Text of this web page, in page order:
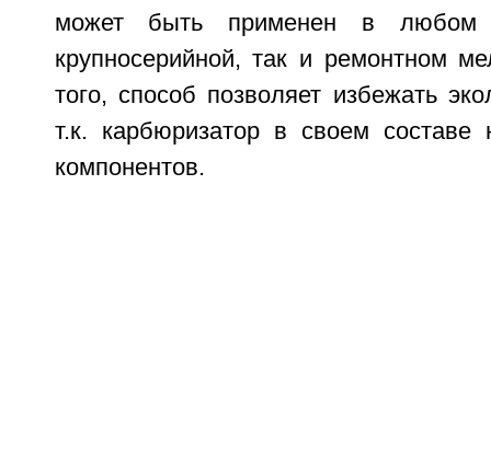
может быть применен в любом
крупносерийной, так и ремонтном
того, способ позволяет избежать
т.к. карбюризатор в своем составе
компонентов.